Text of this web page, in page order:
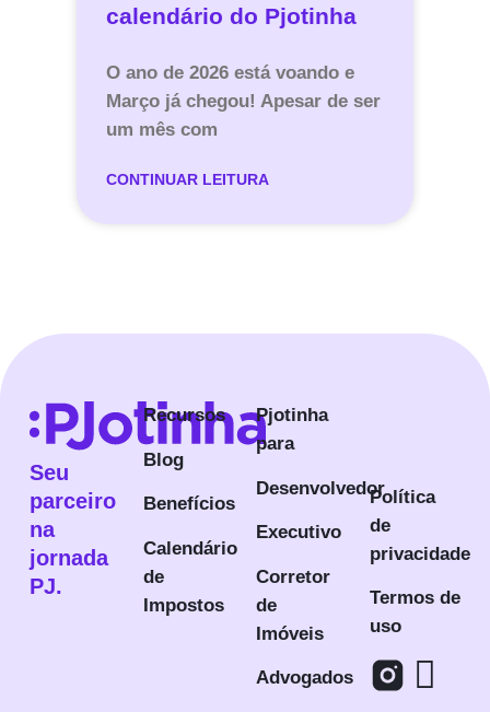
calendário do Pjotinha
O ano de 2026 está voando e
Março já chegou! Apesar de ser
um mês com
CONTINUAR LEITURA
Seu
parceiro
na
jornada
PJ.
Recursos
Blog
Benefícios
Calendário
de
Impostos
Pjotinha
para
Desenvolvedor
Executivo
Corretor
de
Imóveis
Advogados
Política
de
privacidade
Termos de
uso